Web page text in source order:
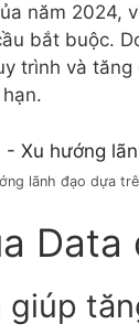
năm 2024,
bắt buộc.
trình và
lãnh đạo dựa
giúp